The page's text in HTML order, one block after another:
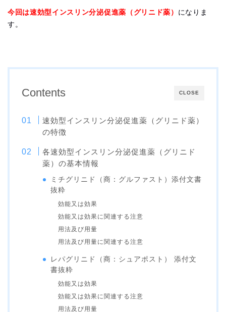
今回は速効型インスリン分泌促進薬（グリニド薬） になりま
す。
CLOSE
Contents
速効型インスリン分泌促進薬（グリニド薬）
の特徴
各速効型インスリン分泌促進薬（グリニド
薬）の基本情報
ミチグリニド（商：グルファスト）添付文書
抜粋
効能又は効果
効能又は効果に関連する注意
用法及び用量
用法及び用量に関連する注意
レパグリニド（商：シュアポスト） 添付文
書抜粋
効能又は効果
効能又は効果に関連する注意
用法及び用量